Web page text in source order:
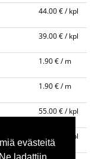
evästeitä
44.00 € / kpl
39.00 € / kpl
1.90 € / m
1.90 € / m
55.00 € / kpl
49.00 € / kpl